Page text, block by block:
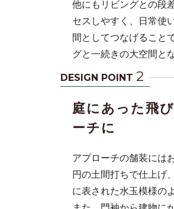
他にもリビングとの段
セスしやすく、日常使
間としてつなげること
グと一続きの大空間と
DESIGN POINT 2
庭にあった飛
ーチに
アプローチの舗装には
円の土間打ちで仕上げ
に表された水玉模様の